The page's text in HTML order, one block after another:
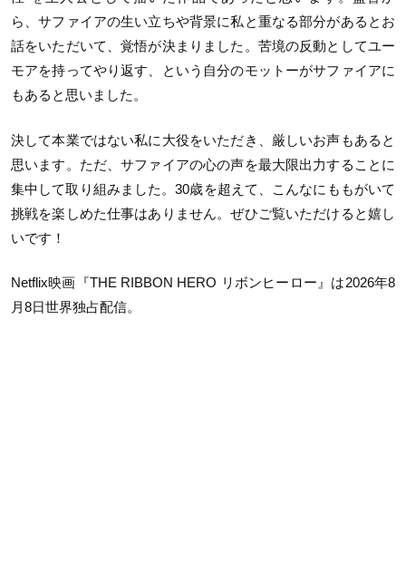
ら、サファイアの生い立ちや背景に私と重なる部分があるとお
話をいただいて、覚悟が決まりました。苦境の反動としてユー
モアを持ってやり返す、という自分のモットーがサファイアに
もあると思いました。
決して本業ではない私に大役をいただき、厳しいお声もあると
思います。ただ、サファイアの心の声を最大限出力することに
集中して取り組みました。30歳を超えて、こんなにももがいて
挑戦を楽しめた仕事はありません。ぜひご覧いただけると嬉し
いです！
Netflix映画『THE RIBBON HERO リボンヒーロー』は2026年8
月8日世界独占配信。